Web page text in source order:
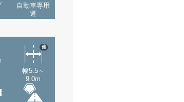
自動車専用
道
幅5.5～
9.0m
他